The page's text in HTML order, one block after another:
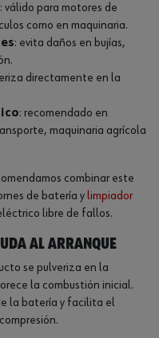
: válido para motores de
como en maquinaria.
: evita daños en bujías,
directamente en la
: recomendado en
maquinaria agrícola
combinar este
de batería ylimpiador
libre de fallos.
al arranque
se pulveriza en la
la combustión inicial.
la batería y facilita el